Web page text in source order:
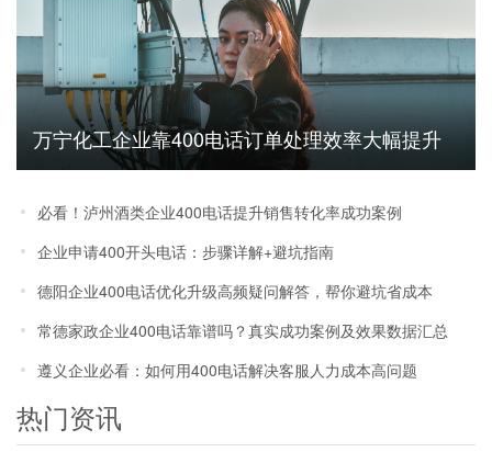
万宁化工企业靠400电话订单处理效率大幅提升
必看！泸州酒类企业400电话提升销售转化率成功案例
企业申请400开头电话：步骤详解+避坑指南
德阳企业400电话优化升级高频疑问解答，帮你避坑省成本
常德家政企业400电话靠谱吗？真实成功案例及效果数据汇总
遵义企业必看：如何用400电话解决客服人力成本高问题
热门资讯